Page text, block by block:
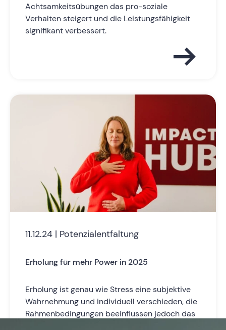
Achtsamkeitsübungen das pro-soziale
Verhalten steigert und die Leistungsfähigkeit
signifikant verbessert.
11.12.24 | Potenzialentfaltung
Erholung für mehr Power in 2025
Erholung ist genau wie Stress eine subjektive
Wahrnehmung und individuell verschieden, die
Rahmenbedingungen beeinflussen jedoch das